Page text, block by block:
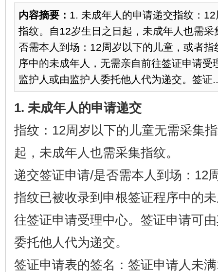
内容摘要： 1. 未成年人的申请递交指纹：
指纹。自12岁生日之日起，未成年人也需
否需本人到场：12周岁以下的儿童，或者
序中的未成年人，无需亲自前往签证申请受
监护人或由监护人委托他人代为递交。签证
1. 未成年人的申请递交
指纹： 12周岁以下的儿童无需采集
起，未成年人也需采集指纹。
递交签证申请/是否需本人到场：12
指纹已被收录到申根签证程序中的
往签证申请受理中心。签证申请可
委托他人代为递交。
签证申请表的签名：签证申请人未满